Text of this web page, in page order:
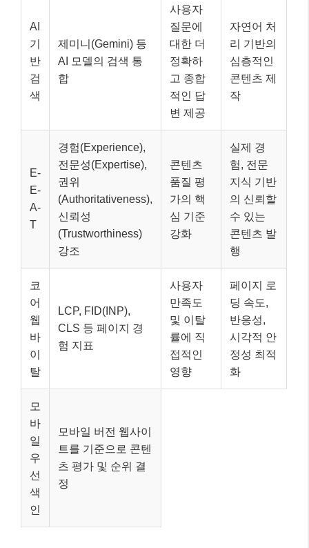
AI
기
반
검
색
제미니(Gemini) 등
AI 모델의 검색 통
합
사용자
질문에
대한 더
정확하
고 종합
적인 답
변 제공
자연어 처
리 기반의
심층적인
콘텐츠 제
작
E-
E-
A-
T
경험(Experience),
전문성(Expertise),
권위
(Authoritativeness),
신뢰성
(Trustworthiness)
강조
콘텐츠
품질 평
가의 핵
심 기준
강화
실제 경
험, 전문
지식 기반
의 신뢰할
수 있는
콘텐츠 발
행
코
어
웹
바
이
탈
LCP, FID(INP),
CLS 등 페이지 경
험 지표
사용자
만족도
및 이탈
률에 직
접적인
영향
페이지 로
딩 속도,
반응성,
시각적 안
정성 최적
화
모
바
일
우
선
색
인
모바일 버전 웹사이
트를 기준으로 콘텐
츠 평가 및 순위 결
정